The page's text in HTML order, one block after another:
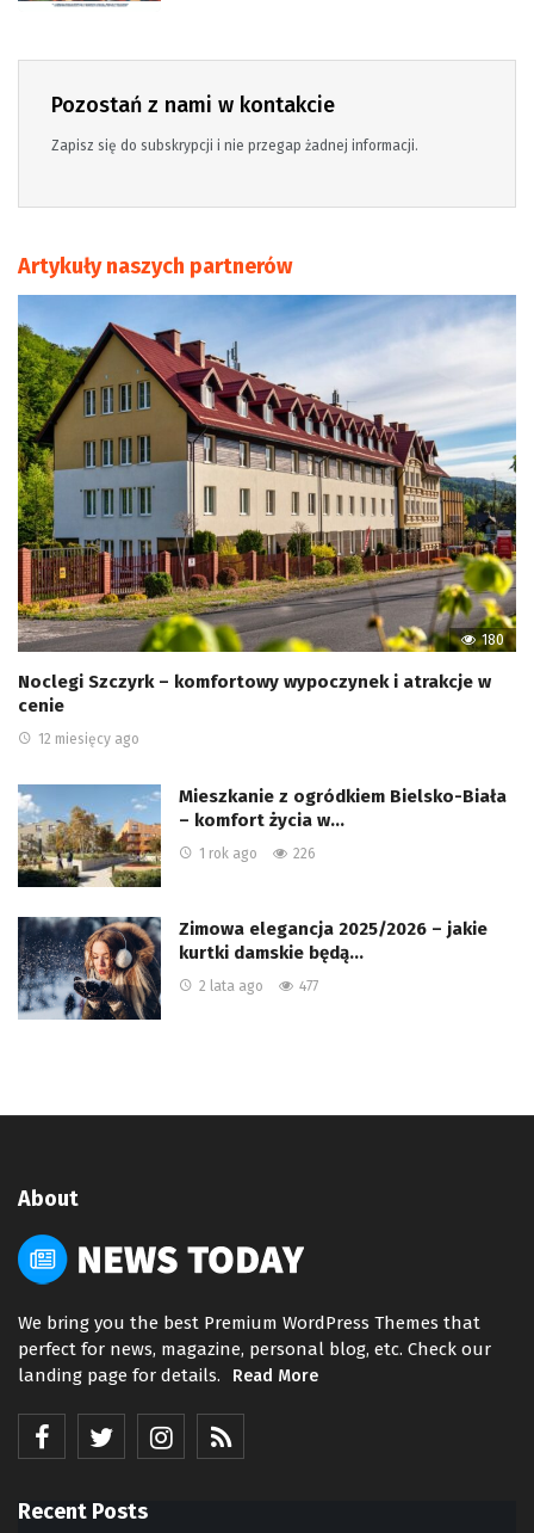
Pozostań z nami w kontakcie
Zapisz się do subskrypcji i nie przegap żadnej informacji.
Artykuły naszych partnerów
180
Noclegi Szczyrk – komfortowy wypoczynek i atrakcje w
cenie
12 miesięcy ago
Mieszkanie z ogródkiem Bielsko-Biała
– komfort życia w…
1 rok ago 226
Zimowa elegancja 2025/2026 – jakie
kurtki damskie będą…
2 lata ago 477
About
We bring you the best Premium WordPress Themes that
perfect for news, magazine, personal blog, etc. Check our
landing page for details.
Read More
Recent Posts